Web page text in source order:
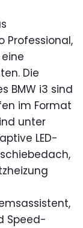
Professional,
Die
BMW i3 sind
im Format
unter
LED-
Speed-